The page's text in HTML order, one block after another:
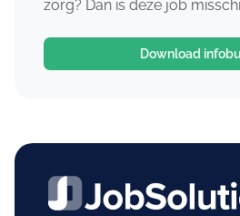
zorg? Dan is deze job
Download